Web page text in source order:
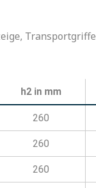
Transportgriffe
h2 in mm
260
260
260